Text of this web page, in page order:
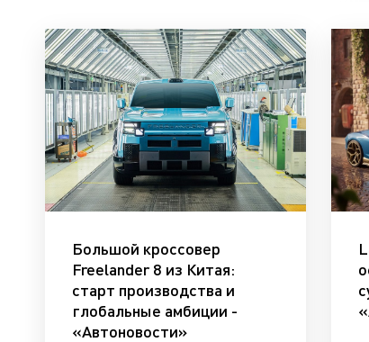
Большой кроссовер
Freelander 8 из Китая:
старт производства и
глобальные амбиции -
«Автоновости»